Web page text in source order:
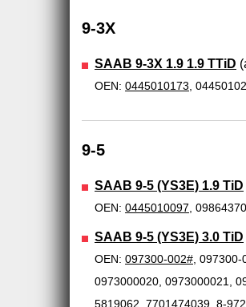
9-3X
SAAB 9-3X 1.9 1.9 TTiD
OEN: 0445010173,
9-5
SAAB 9-5 (YS3E) 1.9 TiD
OEN: 0445010097,
SAAB 9-5 (YS3E) 3.0 TiD
OEN: 097300-002#, 097300-
0973000020, 0973000021,
5819062, 7701474039, 8-